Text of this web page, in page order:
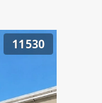
11530